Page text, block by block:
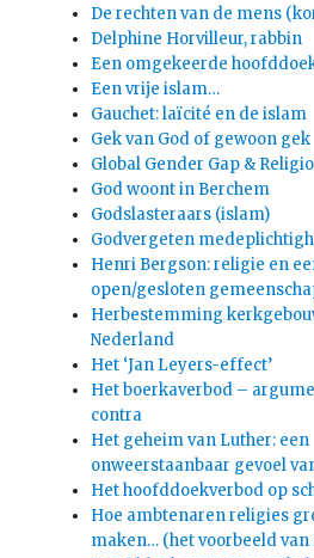
De rechten van de mens
Delphine Horvilleur, rabbin
Een omgekeerde
Een vrije islam…
Gauchet: laïcité en de islam
Gek van God of gewoon gek
Global Gender Gap &
God woont in Berchem
Godslasteraars (islam)
Godvergeten
Henri Bergson: religie en
open/gesloten
Herbestemming
Nederland
Het ‘Jan Leyers-effect’
Het boerkaverbod –
contra
Het geheim van Luther: een
onweerstaanbaar gevoel
Het hoofddoekverbod op
Hoe ambtenaren religies
maken… (het voorbeeld